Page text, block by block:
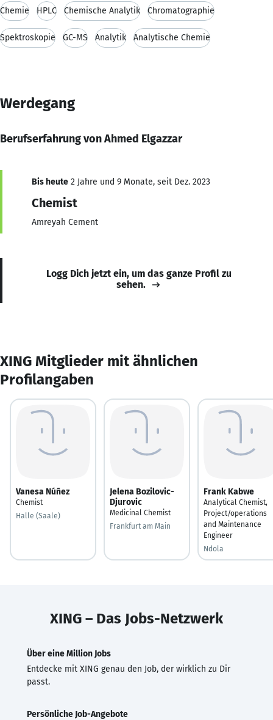
Chemie HPLC Chemische Analytik Chromatographie
Spektroskopie GC-MS Analytik Analytische Chemie
Werdegang
Berufserfahrung von Ahmed Elgazzar
Bis heute 2 Jahre und 9 Monate, seit Dez. 2023
Chemist
Amreyah Cement
Logg Dich jetzt ein, um das ganze Profil zu
sehen.
XING Mitglieder mit ähnlichen
Profilangaben
Vanesa Núñez
Chemist
Halle (Saale)
Jelena Bozilovic-
Djurovic
Medicinal Chemist
Frankfurt am Main
Frank Kabwe
Analytical Chemist,
Project/operations
and Maintenance
Engineer
Ndola
XING – Das Jobs-Netzwerk
Über eine Million Jobs
Entdecke mit XING genau den Job, der wirklich zu Dir
passt.
Persönliche Job-Angebote